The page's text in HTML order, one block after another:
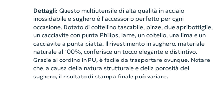
Dettagli: Questo multiutensile di alta qualità in acciaio
inossidabile e sughero è l'accessorio perfetto per ogni
occasione. Dotato di coltellino tascabile, pinze, due apribottiglie,
un cacciavite con punta Philips, lame, un coltello, una lima e un
cacciavite a punta piatta. Il rivestimento in sughero, materiale
naturale al 100%, conferisce un tocco elegante e distintivo.
Grazie al cordino in PU, è facile da trasportare ovunque. Notare
che, a causa della natura strutturale e della porosità del
sughero, il risultato di stampa finale può variare.